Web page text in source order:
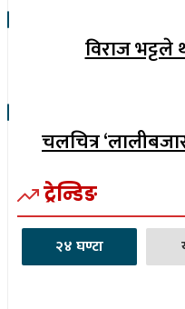
विराज भट्टले
चलचित्र
ट्रेन्डिङ
२४ घण्टा